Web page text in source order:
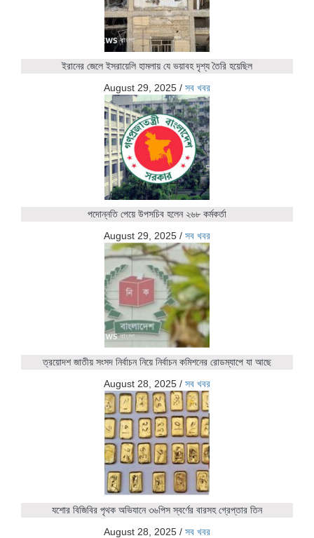
ইরানের জেলে ইসরায়েলি হামলায় যে ভয়াবহ দৃশ্য তৈরি হয়েছিল
August 29, 2025 / সব খবর
পদোন্নতি পেয়ে উপসচিব হলেন ২৬৮ কর্মকর্তা
August 29, 2025 / সব খবর
ত্রয়োদশ জাতীয় সংসদ নির্বাচন নিয়ে নির্বাচন কমিশনের রোডম্যাপে যা আছে
August 28, 2025 / সব খবর
যশোর বিজিবির পৃথক অভিযানে ৩৬পিস স্বর্ণের বারসহ গ্রেপ্তার তিন
August 28, 2025 / সব খবর